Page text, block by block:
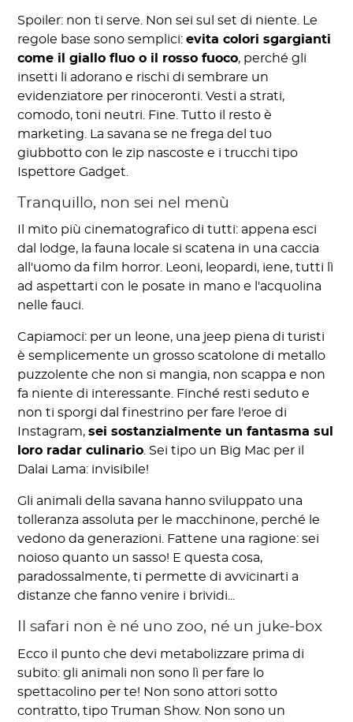
Spoiler: non ti serve. Non sei sul set di niente. Le
regole base sono semplici:evita colori sgargianti
come il giallo fluo o il rosso fuoco, perché gli
insetti li adorano e rischi di sembrare un
evidenziatore per rinoceronti. Vesti a strati,
comodo, toni neutri. Fine. Tutto il resto è
marketing. La savana se ne frega del tuo
giubbotto con le zip nascoste e i trucchi tipo
Ispettore Gadget.
Tranquillo, non sei nel menù
Il mito più cinematografico di tutti: appena esci
dal lodge, la fauna locale si scatena in una caccia
all'uomo da film horror. Leoni, leopardi, iene, tutti lì
ad aspettarti con le posate in mano e l'acquolina
nelle fauci.
Capiamoci: per un leone, una jeep piena di turisti
è semplicemente un grosso scatolone di metallo
puzzolente che non si mangia, non scappa e non
fa niente di interessante. Finché resti seduto e
non ti sporgi dal finestrino per fare l'eroe di
Instagram,sei sostanzialmente un fantasma sul
loro radar culinario. Sei tipo un Big Mac per il
Dalai Lama: invisibile!
Gli animali della savana hanno sviluppato una
tolleranza assoluta per le macchinone, perché le
vedono da generazioni. Fattene una ragione: sei
noioso quanto un sasso! E questa cosa,
paradossalmente, ti permette di avvicinarti a
distanze che fanno venire i brividi...
Il safari non è né uno zoo, né un juke-box
Ecco il punto che devi metabolizzare prima di
subito: gli animali non sono lì per fare lo
spettacolino per te! Non sono attori sotto
contratto, tipo Truman Show. Non sono un